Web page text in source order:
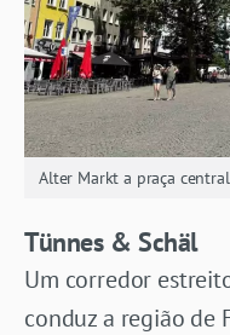
Alter Markt a praça
Tünnes & Schäl
Um corredor
conduz a região de